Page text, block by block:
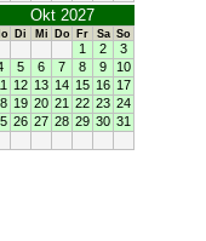
Okt 2027
Di Mi Do Fr Sa So
1 2
3
5 6 7 8 9
10
12 13 14 15 16 17
19 20 21 22 23 24
26 27 28 29 30 31